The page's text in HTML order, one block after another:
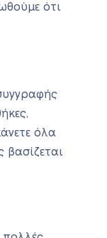
ότι
όλα
βασίζεται